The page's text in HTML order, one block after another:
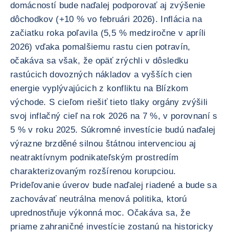
domácností bude naďalej podporovať aj zvýšenie
dôchodkov (+10 % vo februári 2026). Inflácia na
začiatku roka poľavila (5,5 % medziročne v apríli
2026) vďaka pomalšiemu rastu cien potravín,
očakáva sa však, že opäť zrýchli v dôsledku
rastúcich dovozných nákladov a vyšších cien
energie vyplývajúcich z konfliktu na Blízkom
východe. S cieľom riešiť tieto tlaky orgány zvýšili
svoj inflačný cieľ na rok 2026 na 7 %, v porovnaní s
5 % v roku 2025. Súkromné investície budú naďalej
výrazne brzděné silnou štátnou intervenciou aj
neatraktívnym podnikateľským prostredím
charakterizovaným rozšírenou korupciou.
Prideľovanie úverov bude naďalej riadené a bude sa
zachovávať neutrálna menová politika, ktorú
uprednostňuje výkonná moc. Očakáva sa, že
priame zahraničné investície zostanú na historicky